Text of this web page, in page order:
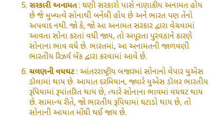
સરકારી અનામત: ઘણી સરકારો પાસે નાણાકીય અનામત હોય
છે જે મુખ્યત્વે સોનાથી બનેલી હોય છે અને ભારત પણ તેનો
અપવાદ નથી. જો કે, જો આ અનામત સરકાર દ્વારા વેચવામાં
આવતા સોના કરતાં વધી જાય, તો અપૂરતા પુરવઠાને કારણે
સોનાના ભાવ વધે છે. ભારતમાં, આ અનામતની જાળવણી
ભારતીય રિઝર્વ બેંક દ્વારા કરવામાં આવે છે.
ચલણની વધઘટ: આંતરરાષ્ટ્રીય બજારમાં સોનાનો વેપાર યુએસ
ડૉલામાં થાય છે. આયાત દરમિયાન, જ્યારે યુએસ ડૉલર ભારતીય
રૂપિયામાં રૂપાંતરિત થાય છે, ત્યારે સોનાના ભાવમાં વધઘટ થાય
છે. સામાન્ય રીતે, જો ભારતીય રૂપિયામાં ઘટાડો થાય છે, તો
સોનાની આયાત મોંઘી થઈ જાય છે.